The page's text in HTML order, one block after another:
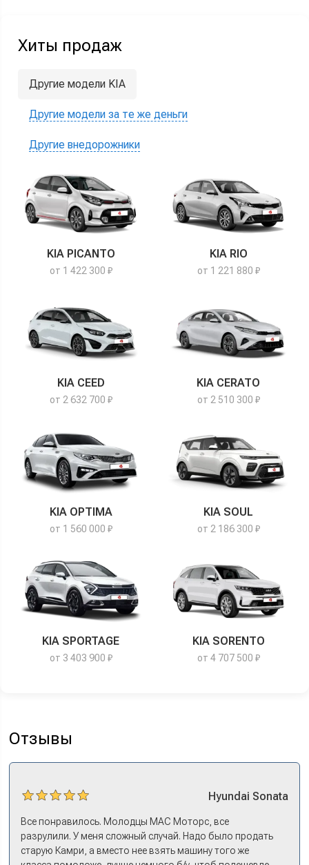
Хиты продаж
Другие модели KIA
Другие модели за те же деньги
Другие внедорожники
KIA PICANTO
от 1 422 300 ₽
KIA RIO
от 1 221 880 ₽
KIA CEED
от 2 632 700 ₽
KIA CERATO
от 2 510 300 ₽
KIA OPTIMA
от 1 560 000 ₽
KIA SOUL
от 2 186 300 ₽
KIA SPORTAGE
от 3 403 900 ₽
KIA SORENTO
от 4 707 500 ₽
Отзывы
Hyundai Sonata
Все понравилось. Молодцы МАС Моторс, все
разрулили. У меня сложный случай. Надо было продать
старую Камри, а вместо нее взять машину того же